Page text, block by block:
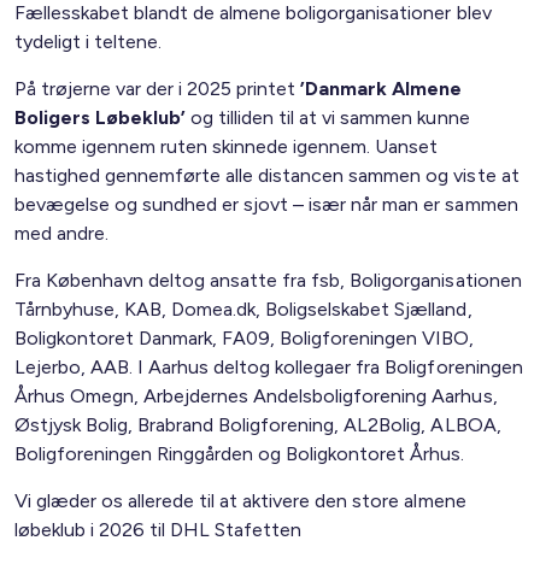
Fællesskabet blandt de almene boligorganisationer blev
tydeligt i teltene.
På trøjerne var der i 2025 printet ’Danmark Almene
Boligers Løbeklub’ og tilliden til at vi sammen kunne
komme igennem ruten skinnede igennem. Uanset
hastighed gennemførte alle distancen sammen og viste at
bevægelse og sundhed er sjovt – især når man er sammen
med andre.
Fra København deltog ansatte fra fsb, Boligorganisationen
Tårnbyhuse, KAB, Domea.dk, Boligselskabet Sjælland,
Boligkontoret Danmark, FA09, Boligforeningen VIBO,
Lejerbo, AAB. I Aarhus deltog kollegaer fra Boligforeningen
Århus Omegn, Arbejdernes Andelsboligforening Aarhus,
Østjysk Bolig, Brabrand Boligforening, AL2Bolig, ALBOA,
Boligforeningen Ringgården og Boligkontoret Århus.
Vi glæder os allerede til at aktivere den store almene
løbeklub i 2026 til DHL Stafetten